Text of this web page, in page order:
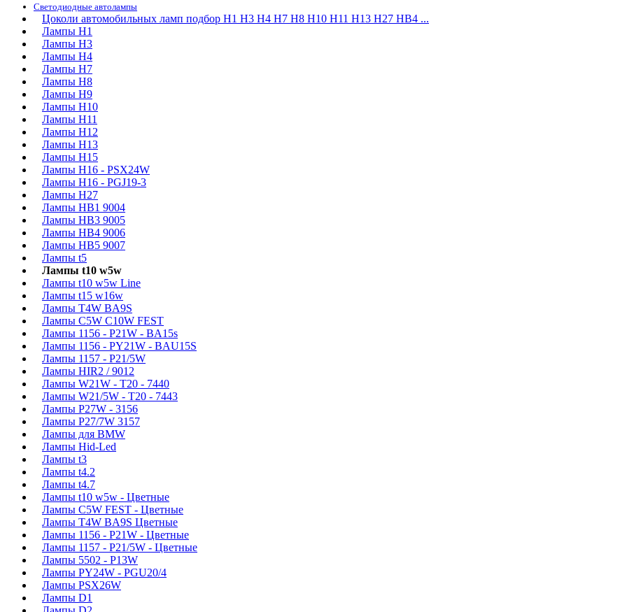
Светодиодные автолампы
Цоколи автомобильных ламп подбор H1 H3 H4 H7 H8 H10 H11 H13 H27 HB4 ...
Лампы H1
Лампы H3
Лампы H4
Лампы H7
Лампы H8
Лампы H9
Лампы H10
Лампы H11
Лампы H12
Лампы H13
Лампы H15
Лампы H16 - PSX24W
Лампы H16 - PGJ19-3
Лампы H27
Лампы HB1 9004
Лампы HB3 9005
Лампы HB4 9006
Лампы HB5 9007
Лампы t5
Лампы t10 w5w
Лампы t10 w5w Line
Лампы t15 w16w
Лампы T4W BA9S
Лампы C5W C10W FEST
Лампы 1156 - P21W - BA15s
Лампы 1156 - PY21W - BAU15S
Лампы 1157 - P21/5W
Лампы HIR2 / 9012
Лампы W21W - T20 - 7440
Лампы W21/5W - T20 - 7443
Лампы P27W - 3156
Лампы P27/7W 3157
Лампы для BMW
Лампы Hid-Led
Лампы t3
Лампы t4.2
Лампы t4.7
Лампы t10 w5w - Цветные
Лампы C5W FEST - Цветные
Лампы T4W BA9S Цветные
Лампы 1156 - P21W - Цветные
Лампы 1157 - P21/5W - Цветные
Лампы 5502 - P13W
Лампы PY24W - PGU20/4
Лампы PSX26W
Лампы D1